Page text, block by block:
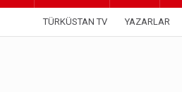
TÜRKÜSTAN TV YAZARLAR